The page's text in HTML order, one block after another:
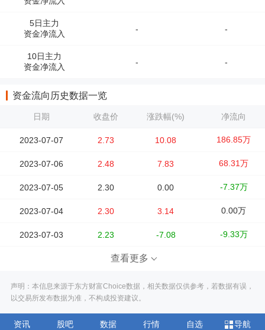
5日主力
资金净流入
- -
10日主力
资金净流入
- -
资金流向历史数据一览
日期 收盘价 涨跌幅(%) 净流向
2023-07-07 2.73 10.08 186.85万
2023-07-06 2.48 7.83 68.31万
2023-07-05 2.30 0.00 -7.37万
2023-07-04 2.30 3.14 0.00万
2023-07-03 2.23 -7.08 -9.33万
查看更多
声明：本信息来源于东方财富Choice数据，相关数据仅供参考，若数据有误，
以交易所发布数据为准，不构成投资建议。
资讯 股吧 数据 行情 自选 导航